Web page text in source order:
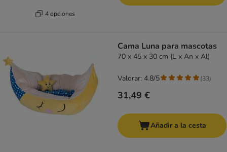
4 opciones
Cama Luna para mascotas
70 x 45 x 30 cm (L x An x Al)
31,49 €
Valorar: 4.8/5 (33)
Añadir a la cesta